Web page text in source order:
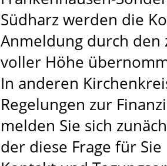
Südharz werden die
Anmeldung durch den
voller Höhe
In anderen
Regelungen zur
melden Sie sich
der diese Frage für